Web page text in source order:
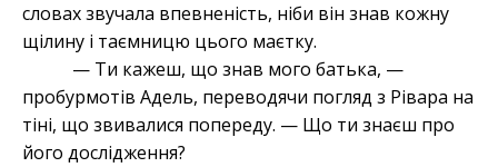
словах звучала впевненість, ніби він знав кожну
щілину і таємницю цього маєтку.
— Ти кажеш, що знав мого батька, —
пробурмотів Адель, переводячи погляд з Рівара на
тіні, що звивалися попереду. — Що ти знаєш про
його дослідження?